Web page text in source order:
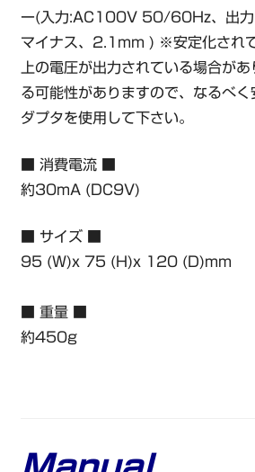
ー(入力:AC100V 50/60Hz、出力
マイナス、2.1mm ) ※安定化され
上の電圧が出力されている場合が
る可能性がありますので、なるべ
ダプタを使用して下さい。
■ 消費電流 ■
約30mA (DC9V)
■ サイズ ■
95 (W)x 75 (H)x 120 (D)mm
■ 重量 ■
約450g
Manual